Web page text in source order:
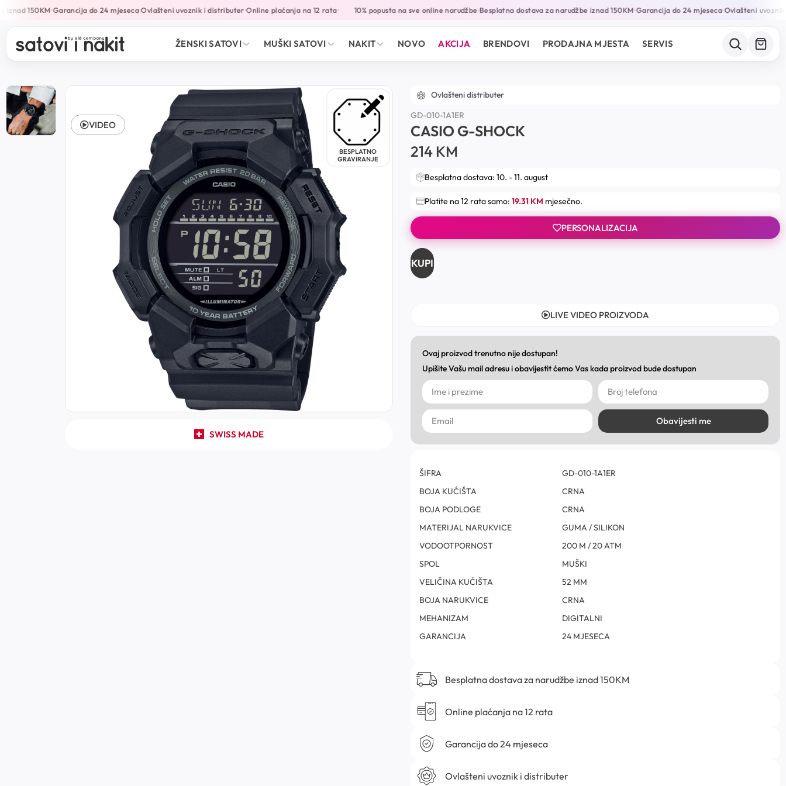
150KM•Garancija do 24 mjeseca•Ovlašteni uvoznik i distributer•Online plaćanja na 12 rata• 10% popusta na sve online narudžbe•Besplatna dostava za narudžbe iznad 150KM•Garancija do 24 mjeseca•Ovlašteni uvoznik i
ŽENSKI SATOVI MUŠKI SATOVI NAKIT NOVO AKCIJA BRENDOVI PRODAJNA MJESTA SERVIS
BESPLATNO
GRAVIRANJE
SWISS MADE
VIDEO
Ovlašteni distributer
GD-010-1A1ER
CASIO G-SHOCK
214 KM
Besplatna dostava: 10. - 11. august
Platite na 12 rata samo: 19.31 KM mjesečno.
PERSONALIZACIJA
KUPI
LIVE VIDEO PROIZVODA
Ovaj proizvod trenutno nije dostupan!
Upišite Vašu mail adresu i obavijestit ćemo Vas kada proizvod bude dostupan
Obavijesti me
ŠIFRA
GD-010-1A1ER
BOJA KUĆIŠTA
CRNA
BOJA PODLOGE
CRNA
MATERIJAL NARUKVICE
GUMA / SILIKON
VODOOTPORNOST
200 M / 20 ATM
SPOL
MUŠKI
VELIČINA KUĆIŠTA
52 MM
BOJA NARUKVICE
CRNA
MEHANIZAM
DIGITALNI
GARANCIJA
24 MJESECA
Besplatna dostava za narudžbe iznad 150KM
Online plaćanja na 12 rata
Garancija do 24 mjeseca
Ovlašteni uvoznik i distributer